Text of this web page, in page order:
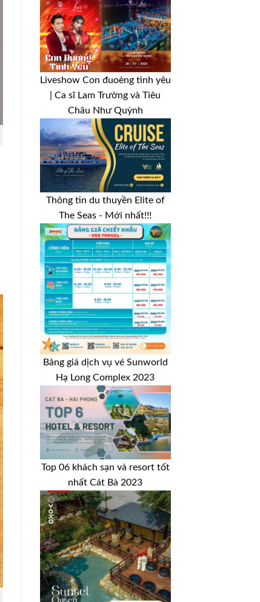
Liveshow Con đuoèng tình yêu
| Ca sĩ Lam Trường và Tiêu
Châu Như Quỳnh
Thông tin du thuyền Elite of
The Seas - Mới nhất!!!
Bảng giá dịch vụ vé Sunworld
Hạ Long Complex 2023
Top 06 khách sạn và resort tốt
nhất Cát Bà 2023